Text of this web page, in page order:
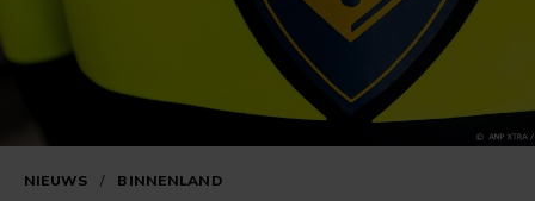
NIEUWS / BINNENLAND